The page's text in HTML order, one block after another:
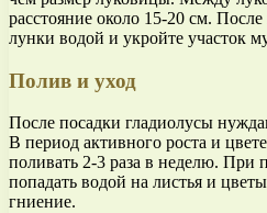
расстояние около 15-20 см.
лунки водой и укройте участок
Полив и уход
После посадки гладиолусы
В период активного роста и
поливать 2-3 раза в неделю. При
попадать водой на листья и
гниение.